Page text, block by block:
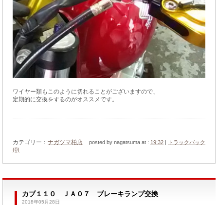
ワイヤー類もこのように切れることがございますので、
定期的に交換をするのがオススメです。
カテゴリー： ナガツマ柏店 posted by nagatsuma at : 19:32 |
トラックバック
(0)
カブ１１０ ＪＡ０７ ブレーキランプ交換
2018年05月28日